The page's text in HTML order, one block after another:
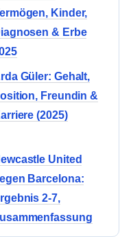
Kinder,
& Erbe
Güler: Gehalt,
Freundin &
(2025)
United
Barcelona:
2-7,